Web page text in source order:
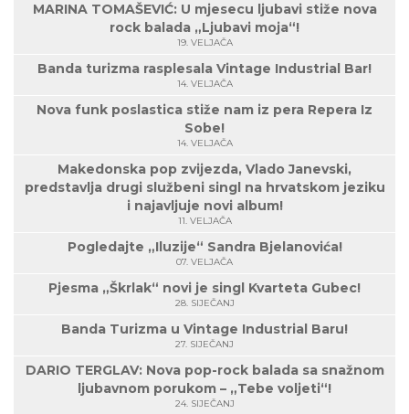
MARINA TOMAŠEVIĆ: U mjesecu ljubavi stiže nova
rock balada „Ljubavi moja“!
19. VELJAČA
Banda turizma rasplesala Vintage Industrial Bar!
14. VELJAČA
Nova funk poslastica stiže nam iz pera Repera Iz
Sobe!
14. VELJAČA
Makedonska pop zvijezda, Vlado Janevski,
predstavlja drugi službeni singl na hrvatskom jeziku
i najavljuje novi album!
11. VELJAČA
Pogledajte „Iluzije“ Sandra Bjelanovića!
07. VELJAČA
Pjesma „Škrlak“ novi je singl Kvarteta Gubec!
28. SIJEČANJ
Banda Turizma u Vintage Industrial Baru!
27. SIJEČANJ
DARIO TERGLAV: Nova pop-rock balada sa snažnom
ljubavnom porukom – „Tebe voljeti“!
24. SIJEČANJ